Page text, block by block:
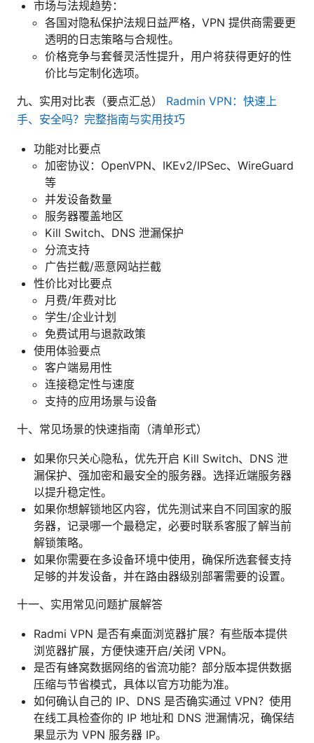
市场与法规趋势：
各国对隐私保护法规日益严格，VPN 提供商需要更
透明的日志策略与合规性。
价格竞争与套餐灵活性提升，用户将获得更好的性
价比与定制化选项。
九、实用对比表（要点汇总） Radmin VPN：快速上
手、安全吗？完整指南与实用技巧
功能对比要点
加密协议：OpenVPN、IKEv2/IPSec、WireGuard
等
并发设备数量
服务器覆盖地区
Kill Switch、DNS 泄漏保护
分流支持
广告拦截/恶意网站拦截
性价比对比要点
月费/年费对比
学生/企业计划
免费试用与退款政策
使用体验要点
客户端易用性
连接稳定性与速度
支持的应用场景与设备
十、常见场景的快速指南（清单形式）
如果你只关心隐私，优先开启 Kill Switch、DNS 泄
漏保护、强加密和最安全的服务器。选择近端服务器
以提升稳定性。
如果你想解锁地区内容，优先测试来自不同国家的服
务器，记录哪一个最稳定，必要时联系客服了解当前
解锁策略。
如果你需要在多设备环境中使用，确保所选套餐支持
足够的并发设备，并在路由器级别部署需要的设置。
十一、实用常见问题扩展解答
Radmi VPN 是否有桌面浏览器扩展？有些版本提供
浏览器扩展，方便快速开启/关闭 VPN。
是否有蜂窝数据网络的省流功能？部分版本提供数据
压缩与节省模式，具体以官方功能为准。
如何确认自己的 IP、DNS 是否确实通过 VPN？使用
在线工具检查你的 IP 地址和 DNS 泄漏情况，确保结
果显示为 VPN 服务器 IP。